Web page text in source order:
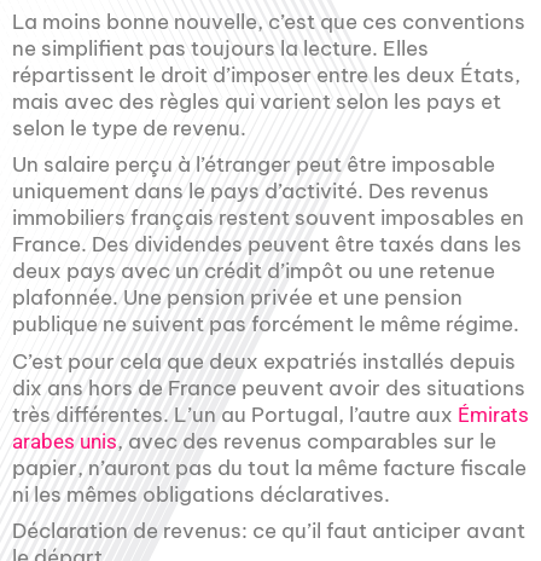
La moins bonne nouvelle, c’est que ces conventions
ne simplifient pas toujours la lecture. Elles
répartissent le droit d’imposer entre les deux États,
mais avec des règles qui varient selon les pays et
selon le type de revenu.
Un salaire perçu à l’étranger peut être imposable
uniquement dans le pays d’activité. Des revenus
immobiliers français restent souvent imposables en
France. Des dividendes peuvent être taxés dans les
deux pays avec un crédit d’impôt ou une retenue
plafonnée. Une pension privée et une pension
publique ne suivent pas forcément le même régime.
C’est pour cela que deux expatriés installés depuis
dix ans hors de France peuvent avoir des situations
très différentes. L’un au Portugal, l’autre aux Émirats
arabes unis, avec des revenus comparables sur le
papier, n’auront pas du tout la même facture fiscale
ni les mêmes obligations déclaratives.
Déclaration de revenus: ce qu’il faut anticiper avant